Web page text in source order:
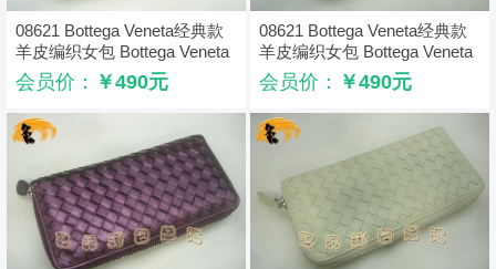
08621 Bottega Veneta经典款
羊皮编织女包 Bottega Veneta
时尚女士长款钱包 枣红色
会员价： ￥490元
08621 Bottega Veneta经典款
羊皮编织女包 Bottega Veneta
时尚女士长款钱包 古银色
会员价： ￥490元